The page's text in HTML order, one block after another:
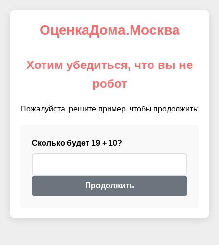
ОценкаДома.Москва
Хотим убедиться, что вы не
робот
Пожалуйста, решите пример, чтобы продолжить:
Сколько будет 19 + 10?
Продолжить